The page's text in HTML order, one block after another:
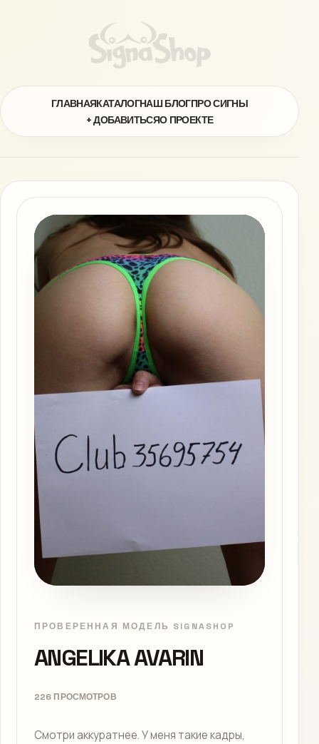
ГЛАВНАЯКАТАЛОГНАШ БЛОГПРО СИГНЫ
+ ДОБАВИТЬСЯО ПРОЕКТЕ
ПРОВЕРЕННАЯ МОДЕЛЬ SIGNASHOP
ANGELIKA AVARIN
226 ПРОСМОТРОВ
Смотри аккуратнее. У меня такие кадры,